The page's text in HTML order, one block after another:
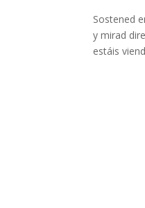
Sostened
y mirad
estáis